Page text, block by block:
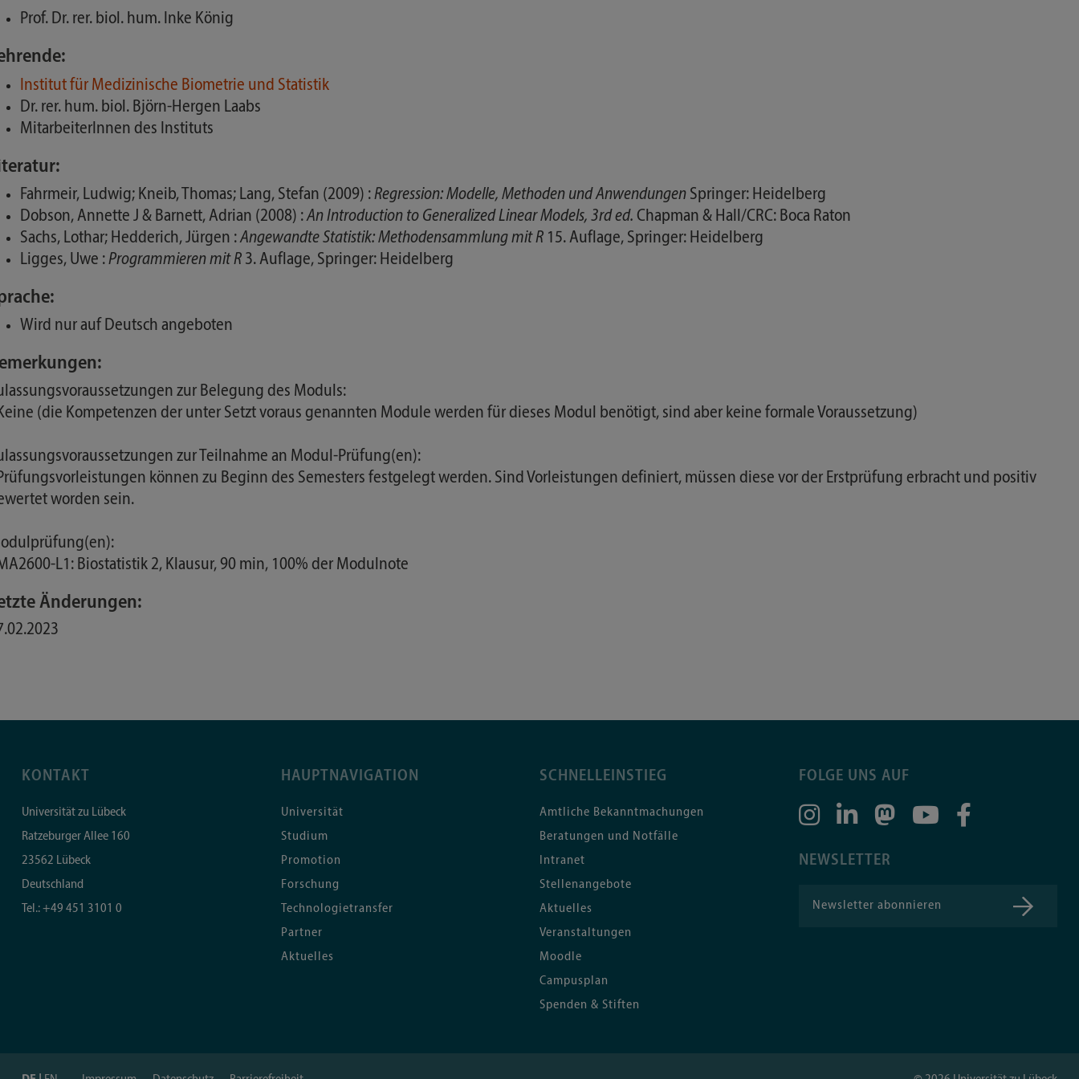
Prof. Dr. rer. biol. hum. Inke König
Institut für Medizinische Biometrie und Statistik
Dr. rer. hum. biol. Björn-Hergen Laabs
MitarbeiterInnen des Instituts
Fahrmeir, Ludwig; Kneib, Thomas; Lang, Stefan (2009) :Regression: Modelle, Methoden und Anwendungen Springer: Heidelberg
Dobson, Annette J & Barnett, Adrian (2008) :An Introduction to Generalized Linear Models, 3rd ed. Chapman & Hall/CRC: Boca Raton
Sachs, Lothar; Hedderich, Jürgen :Angewandte Statistik: Methodensammlung mit R 15. Auflage, Springer: Heidelberg
Ligges, Uwe :Programmieren mit R 3. Auflage, Springer: Heidelberg
Wird nur auf Deutsch angeboten
zur Belegung des Moduls:
(die Kompetenzen der unter Setzt voraus genannten Module werden für dieses Modul benötigt, sind aber keine formale Voraussetzung)
zur Teilnahme an Modul-Prüfung(en):
können zu Beginn des Semesters festgelegt werden. Sind Vorleistungen definiert, müssen diese vor der Erstprüfung erbracht und positiv
worden sein.
L1: Biostatistik 2, Klausur, 90 min, 100% der Modulnote
Änderungen:
KONTAKT
Universität zu Lübeck
Ratzeburger Allee 160
23562 Lübeck
Deutschland
Tel.:+49 451 3101 0
HAUPTNAVIGATION
Universität
Studium
Promotion
Forschung
Technologietransfer
Partner
Aktuelles
SCHNELLEINSTIEG
Amtliche Bekanntmachungen
Beratungen und Notfälle
Intranet
Stellenangebote
Aktuelles
Veranstaltungen
Moodle
Campusplan
Spenden & Stiften
FOLGE UNS AUF
NEWSLETTER
Newsletter abonnieren